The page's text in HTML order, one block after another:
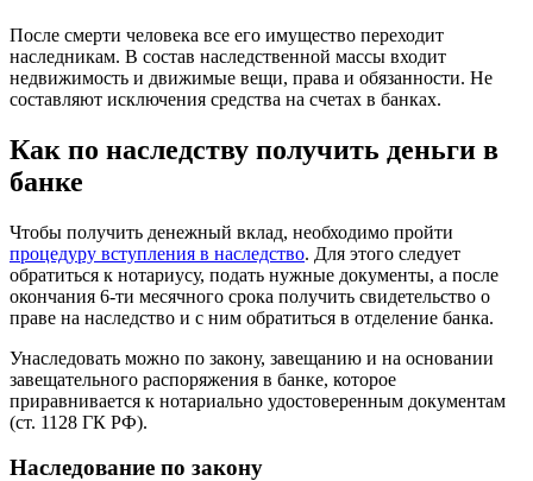
После смерти человека все его имущество переходит
наследникам. В состав наследственной массы входит
недвижимость и движимые вещи, права и обязанности. Не
составляют исключения средства на счетах в банках.
Как по наследству получить деньги в
банке
Чтобы получить денежный вклад, необходимо пройти
процедуру вступления в наследство. Для этого следует
обратиться к нотариусу, подать нужные документы, а после
окончания 6-ти месячного срока получить свидетельство о
праве на наследство и с ним обратиться в отделение банка.
Унаследовать можно по закону, завещанию и на основании
завещательного распоряжения в банке, которое
приравнивается к нотариально удостоверенным документам
(ст. 1128 ГК РФ).
Наследование по закону